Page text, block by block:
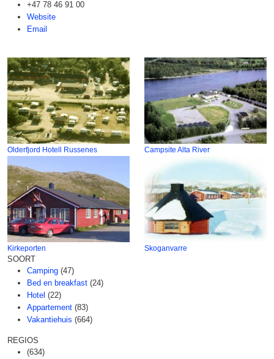
+47 78 46 91 00
Website
Email
Olderfjord Hotell Russenes Campsite Alta River
Kirkeporten Skoganvarre
SOORT
Camping (47)
Bed en breakfast (24)
Hotel (22)
Appartement (83)
Vakantiehuis (664)
REGIOS
(634)